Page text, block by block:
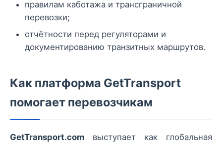
правилам каботажа и трансграничной
перевозки;
отчётности перед регуляторами и
документированию транзитных маршрутов.
Как платформа GetTransport
помогает перевозчикам
GetTransport.com выступает как глобальная